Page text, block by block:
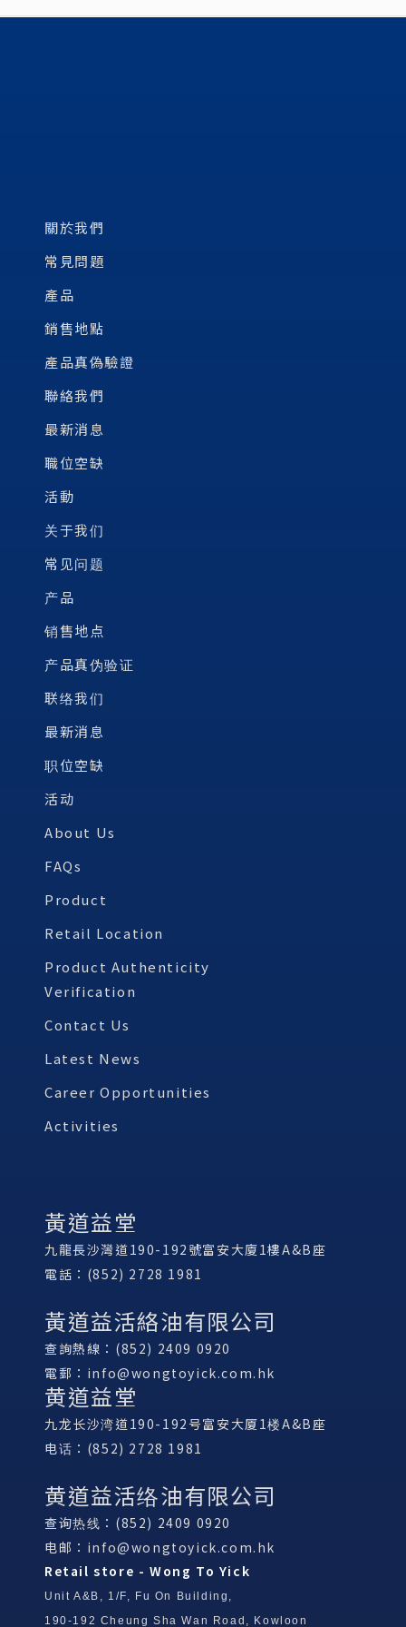
關於我們
常見問題
產品
銷售地點
產品真偽驗證
聯絡我們
最新消息
職位空缺
活動
关于我们
常见问题
产品
销售地点
产品真伪验证
联络我们
最新消息
职位空缺
活动
About Us
FAQs
Product
Retail Location
Product Authenticity
Verification
Contact Us
Latest News
Career Opportunities
Activities
黃道益堂
九龍長沙灣道190-192號富安大廈1樓A&B座
電話：(852) 2728 1981
黃道益活絡油有限公司
查詢熱線：(852) 2409 0920
電郵： info@wongtoyick.com.hk
黄道益堂
九龙长沙湾道190-192号富安大厦1楼A&B座
电话：(852) 2728 1981
黄道益活络油有限公司
查询热线：(852) 2409 0920
电邮： info@wongtoyick.com.hk
Retail store - Wong To Yick
Unit A&B, 1/F, Fu On Building,
190-192 Cheung Sha Wan Road, Kowloon